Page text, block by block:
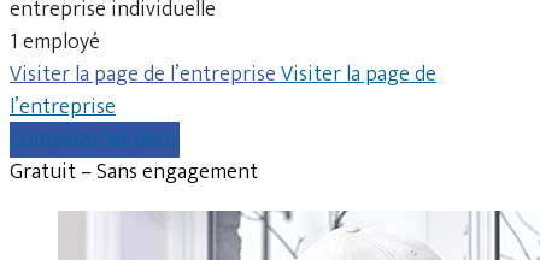
entreprise individuelle
1 employé
Visiter la page de l’entrepriseVisiter la page de
l’entreprise
Comparer les devis
Gratuit – Sans engagement